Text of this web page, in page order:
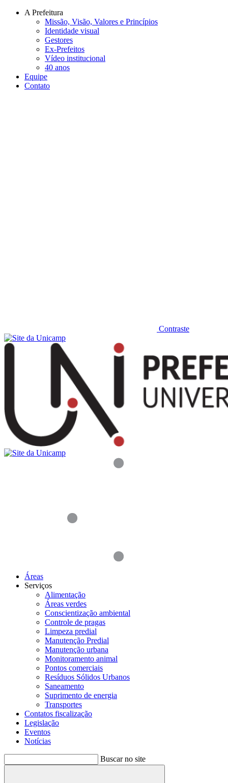
Conteúdo principal
A Prefeitura
Missão, Visão, Valores e Princípios
Identidade visual
Gestores
Ex-Prefeitos
Vídeo institucional
40 anos
Equipe
Contato
Contraste
Áreas
Serviços
Alimentação
Áreas verdes
Conscientização ambiental
Controle de pragas
Limpeza predial
Manutenção Predial
Manutenção urbana
Monitoramento animal
Pontos comerciais
Resíduos Sólidos Urbanos
Saneamento
Suprimento de energia
Transportes
Contatos fiscalização
Legislação
Eventos
Notícias
Buscar no site